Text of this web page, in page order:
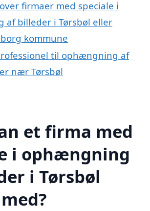
firmaer med speciale i
af billeder i Tørsbøl eller
kommune
til ophængning af
nær Tørsbøl
et firma med
i ophængning
i Tørsbøl